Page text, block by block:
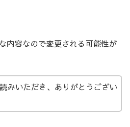
内容なので変更される可能性が
みいただき、ありがとうござい